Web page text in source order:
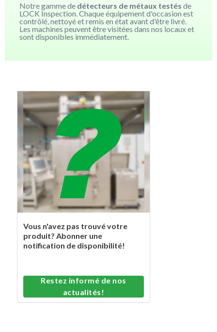
Notre gamme de détecteurs de métaux testés de
LOCK Inspection. Chaque équipement d'occasion est
contrôlé, nettoyé et remis en état avant d'être livré.
Les machines peuvent être visitées dans nos locaux et
sont disponibles immédiatement.
Vous n'avez pas trouvé votre
produit? Abonner une
notification de disponibilité!
Restez informé de nos
actualités!